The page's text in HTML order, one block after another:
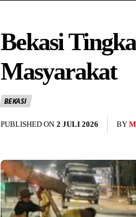
Bekasi
Masyarakat
BEKASI
PUBLISHED ON 2 JULI 2026 BY